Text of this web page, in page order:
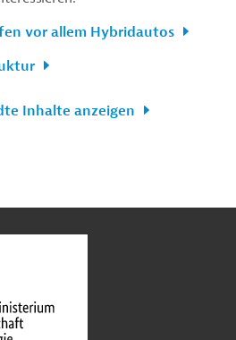
vor allem Hybridautos
Inhalte anzeigen